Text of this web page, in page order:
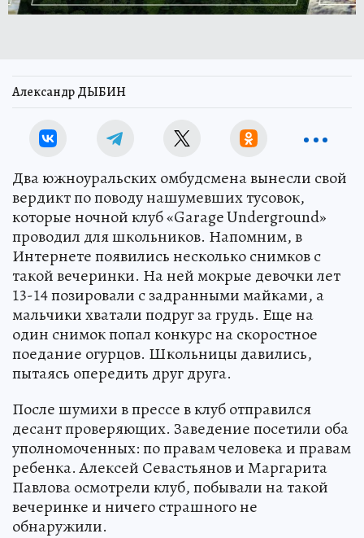
Александр ДЫБИН
Два южноуральских омбудсмена вынесли свой
вердикт по поводу нашумевших тусовок,
которые ночной клуб «Garage Underground»
проводил для школьников. Напомним, в
Интернете появились несколько снимков с
такой вечеринки. На ней мокрые девочки лет
13-14 позировали с задранными майками, а
мальчики хватали подруг за грудь. Еще на
один снимок попал конкурс на скоростное
поедание огурцов. Школьницы давились,
пытаясь опередить друг друга.
После шумихи в прессе в клуб отправился
десант проверяющих. Заведение посетили оба
уполномоченных: по правам человека и правам
ребенка. Алексей Севастьянов и Маргарита
Павлова осмотрели клуб, побывали на такой
вечеринке и ничего страшного не
обнаружили.